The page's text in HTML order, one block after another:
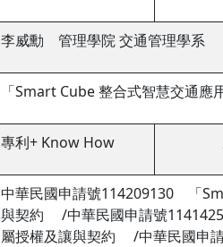
李威勳 管理學院 交通管理學系
「Smart Cube 整合式智慧交通
專利+ Know How
中華民國申請號114209130 「
與契約 /中華民國申請號
屬授權及讓與契約 /中華民國申